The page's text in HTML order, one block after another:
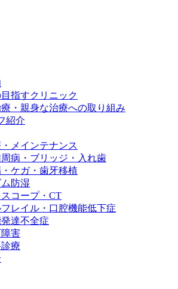
指すクリニック
・親身な治療への取り組み
紹介
メインテナンス
病・ブリッジ・入れ歯
ケガ・歯牙移植
防湿
コープ・CT
レイル・口腔機能低下症
達不全症
害
療